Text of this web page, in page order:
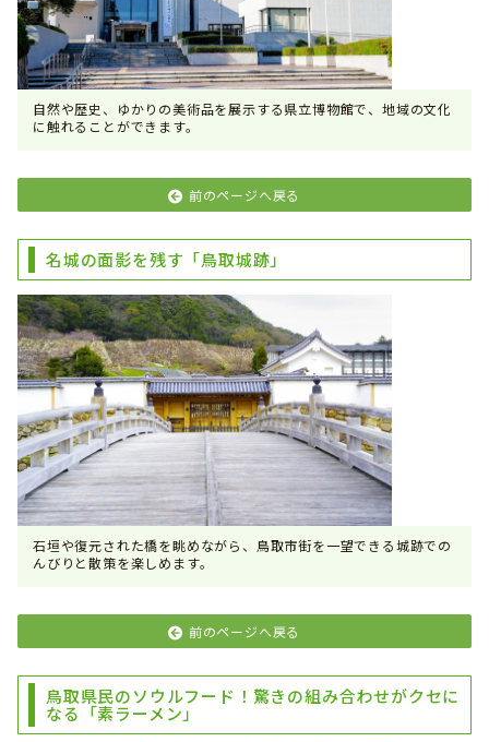
自然や歴史、ゆかりの美術品を展示する県立博物館で、地域の文化
に触れることができます。
前のページへ戻る
名城の面影を残す「鳥取城跡」
石垣や復元された橋を眺めながら、鳥取市街を一望できる城跡での
んびりと散策を楽しめます。
前のページへ戻る
鳥取県民のソウルフード！驚きの組み合わせがクセに
なる「素ラーメン」